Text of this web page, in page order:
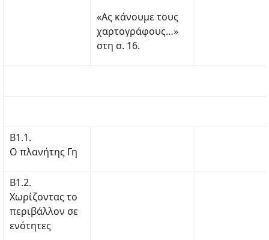
«Ας κάνουμε τους
χαρτογράφους…»
στη σ. 16.
Β1.1.
Ο πλανήτης Γη
Β1.2.
Χωρίζοντας το
περιβάλλον σε
ενότητες